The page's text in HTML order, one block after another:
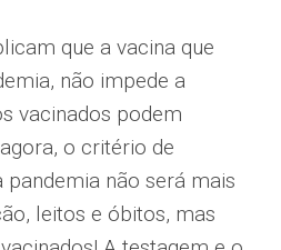
que a vacina que
não impede a
vacinados podem
o critério de
não será mais
leitos e óbitos, mas